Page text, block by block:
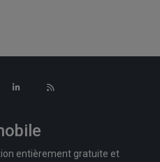
entièrement gratuite et